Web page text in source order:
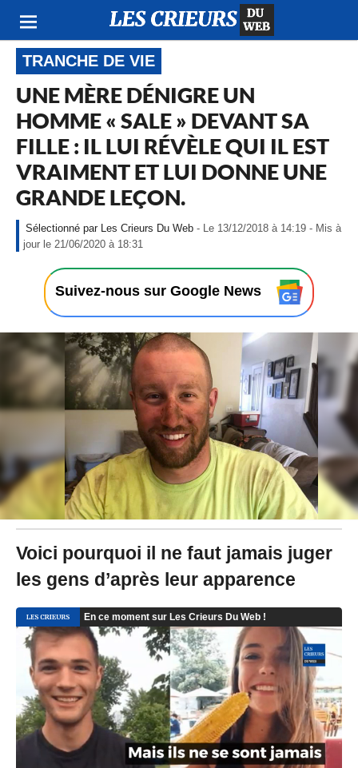
TRANCHE DE VIE
UNE MÈRE DÉNIGRE UN
HOMME « SALE » DEVANT SA
FILLE : IL LUI RÉVÈLE QUI IL EST
VRAIMENT ET LUI DONNE UNE
GRANDE LEÇON.
Les Crieurs Du Web - Le 13/12/2018 à 14:19 - Mis à
jour le 21/06/2020 à 18:31
1
/
1
2
/
0
8
à
1
4
:
9
-
M
s
j
o
u
2
1
/
0
6
Suivez-nous sur Google News
Voici pourquoi il ne faut jamais juger
les gens d’après leur apparence